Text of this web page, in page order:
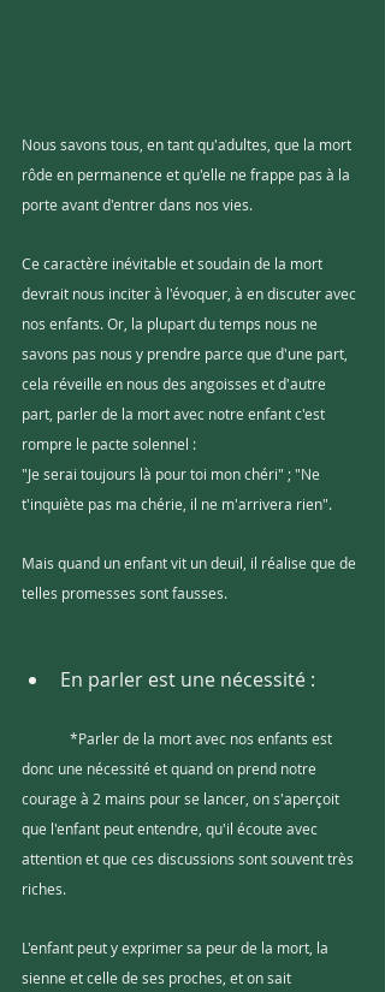
Nous savons tous, en tant qu'adultes, que la mort
rôde en permanence et qu'elle ne frappe pas à la
porte avant d'entrer dans nos vies.
Ce caractère inévitable et soudain de la mort
devrait nous inciter à l'évoquer, à en discuter avec
nos enfants. Or, la plupart du temps nous ne
savons pas nous y prendre parce que d'une part,
cela réveille en nous des angoisses et d'autre
part, parler de la mort avec notre enfant c'est
rompre le pacte solennel :
"Je serai toujours là pour toi mon chéri" ; "Ne
t'inquiète pas ma chérie, il ne m'arrivera rien".
Mais quand un enfant vit un deuil, il réalise que de
telles promesses sont fausses.
En parler est une nécessité :
donc une nécessité et quand on prend notre
courage à 2 mains pour se lancer, on s'aperçoit
que l'enfant peut entendre, qu'il écoute avec
attention et que ces discussions sont souvent très
riches.
L'enfant peut y exprimer sa peur de la mort, la
sienne et celle de ses proches, et on sait